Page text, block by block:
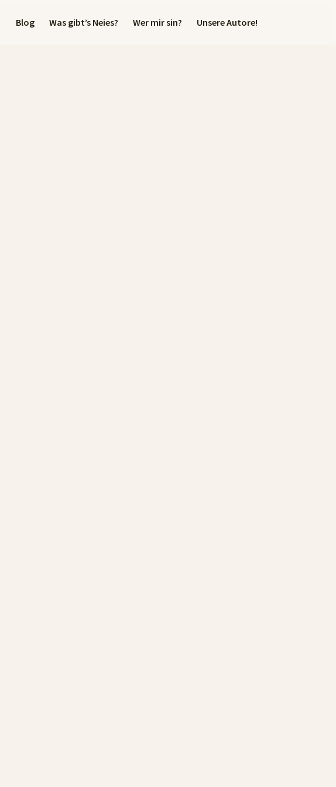
Blog Was gibt’s Neies? Wer mir sin? Unsere Autore!